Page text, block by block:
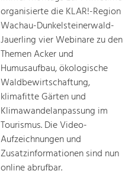
organisierte die KLAR!-Region
Wachau-Dunkelsteinerwald-
Jauerling vier Webinare zu den
Themen Acker und
Humusaufbau, ökologische
Waldbewirtschaftung,
klimafitte Gärten und
Klimawandelanpassung im
Tourismus. Die Video-
Aufzeichnungen und
Zusatzinformationen sind nun
online abrufbar.